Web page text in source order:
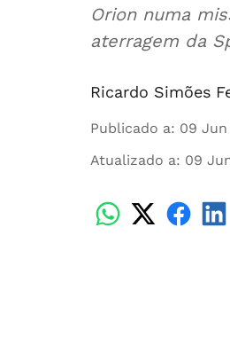
Orion numa
aterragem da
Ricardo Simões
Publicado a: 09 Jun
Atualizado a: 09